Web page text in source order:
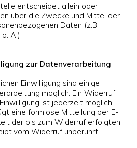
entscheidet allein oder
über die Zwecke und Mittel der
Daten (z.B.
Ä.).
zur Datenverarbeitung
Einwilligung sind einige
möglich. Ein Widerruf
ist jederzeit möglich.
eine formlose Mitteilung per E-
der bis zum Widerruf erfolgten
vom Widerruf unberührt.